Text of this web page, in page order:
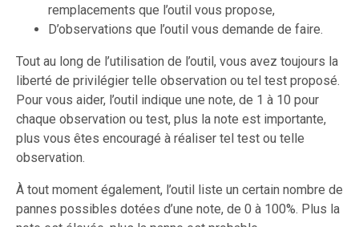
remplacements que l’outil vous propose,
D’observations que l’outil vous demande de faire.
Tout au long de l’utilisation de l’outil, vous avez toujours la
liberté de privilégier telle observation ou tel test proposé.
Pour vous aider, l’outil indique une note, de 1 à 10 pour
chaque observation ou test, plus la note est importante,
plus vous êtes encouragé à réaliser tel test ou telle
observation.
À tout moment également, l’outil liste un certain nombre de
pannes possibles dotées d’une note, de 0 à 100%. Plus la